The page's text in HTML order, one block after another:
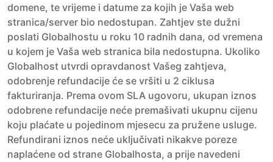
domene, te vrijeme i datume za kojih je Vaša web
stranica/server bio nedostupan. Zahtjev ste dužni
poslati Globalhostu u roku 10 radnih dana, od vremena
u kojem je Vaša web stranica bila nedostupna. Ukoliko
Globalhost utvrdi opravdanost Vašeg zahtjeva,
odobrenje refundacije će se vršiti u 2 ciklusa
fakturiranja. Prema ovom SLA ugovoru, ukupan iznos
odobrene refundacije neće premašivati ukupnu cijenu
koju plaćate u pojedinom mjesecu za pružene usluge.
Refundirani iznos neće uključivati nikakve poreze
naplaćene od strane Globalhosta, a prije navedeni